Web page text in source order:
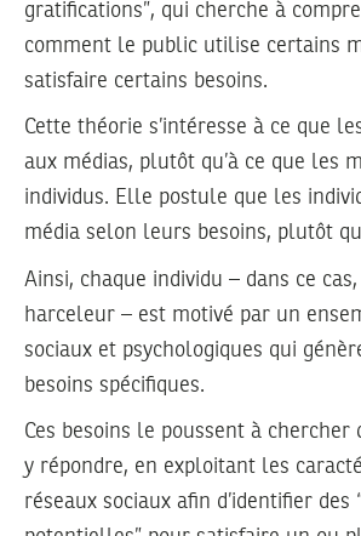
gratifications”, qui cherche à
comment le public utilise certains
satisfaire certains besoins.
Cette théorie s’intéresse à ce que
aux médias, plutôt qu’à ce que les
individus. Elle postule que les
média selon leurs besoins, plutôt
Ainsi, chaque individu – dans ce cas,
harceleur – est motivé par un
sociaux et psychologiques qui
besoins spécifiques.
Ces besoins le poussent à chercher
y répondre, en exploitant les
réseaux sociaux afin d’identifier des